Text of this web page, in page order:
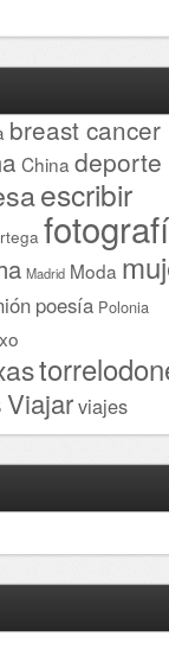
breast cancer
China deporte
escribir
Madrid Moda
poesía Polonia
Viajarviajes